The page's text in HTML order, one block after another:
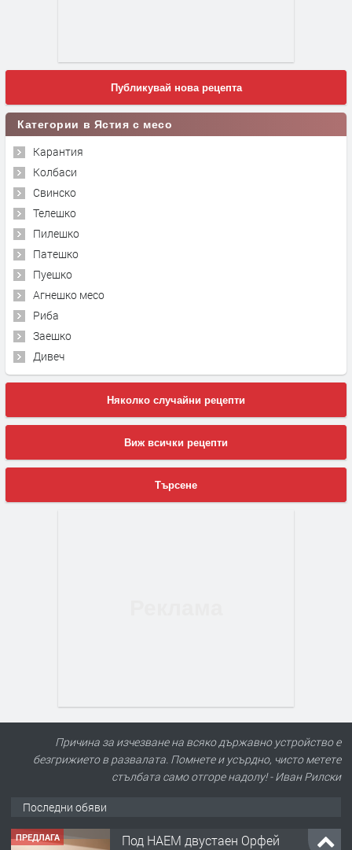
Публикувай нова рецепта
Категории в Ястия с месо
Карантия
Колбаси
Свинско
Телешко
Пилешко
Патешко
Пуешко
Агнешко месо
Риба
Заешко
Дивеч
Няколко случайни рецепти
Виж всички рецепти
Търсене
Причина за изчезване на всяко държавно устройство е
безгрижието в развалата. Помнете и усърдно, чисто метете
стълбата само отгоре надолу! - Иван Рилски
Последни обяви
ПРЕДЛАГА Под НАЕМ двустаен Орфей